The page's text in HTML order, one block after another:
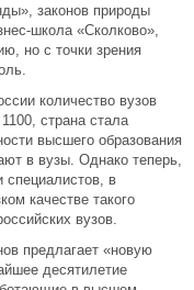
законов природы
школа «Сколково»,
но с точки зрения
количество вузов
страна стала
высшего образования
в вузы. Однако теперь,
специалистов, в
качестве такого
вузов.
предлагает «новую
десятилетие